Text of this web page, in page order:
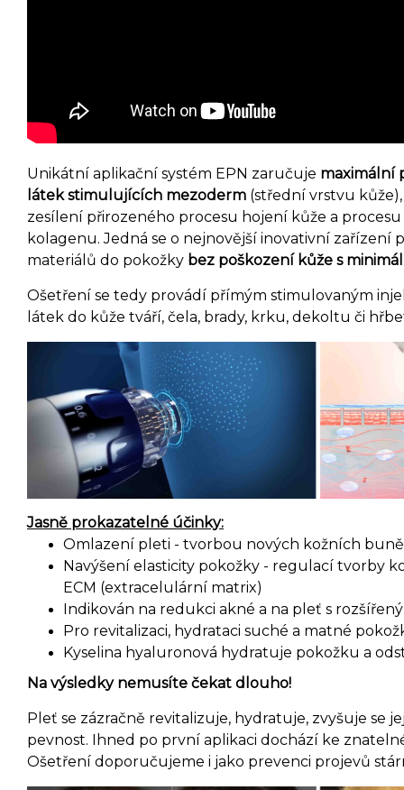
Unikátní aplikační systém EPN zaručuje maximální
látekstimulujících mezoderm (střední vrstvu
zesílení přirozeného procesu hojení kůže a
kolagenu. Jedná se o nejnovější inovativní zařízení
materiálů do pokožky bez poškození kůže s
Ošetření se tedy provádí přímým stimulovaným
látek do kůže tváří, čela, brady, krku, dekoltu či
Jasně prokazatelné účinky:
Omlazení pleti - tvorbou nových kožních
Navýšení elasticity pokožky - regulací tvorby
ECM (extracelulární matrix)
Indikován na redukci akné a na pleť s
Pro revitalizaci, hydrataci suché a matné
Kyselina hyaluronová hydratuje pokožku a
Na výsledky nemusíte čekat dlouho!
Pleť se zázračně revitalizuje, hydratuje, zvyšuje se
pevnost. Ihned po první aplikaci dochází ke
Ošetření doporučujeme i jako prevenci projevů